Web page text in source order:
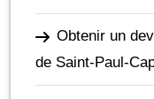
Obtenir un
de Saint-Paul-